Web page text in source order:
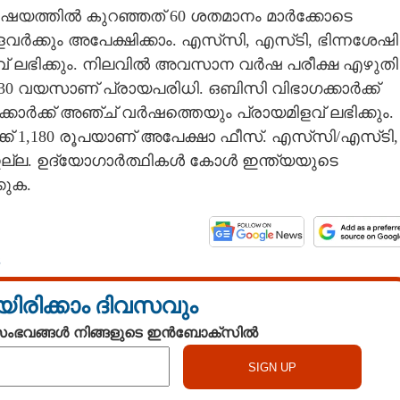
കുറഞ്ഞത് 60 ശതമാനം മാർക്കോടെ
അപേക്ഷിക്കാം. എസ്‌സി, എസ്‌ടി, ഭിന്നശേഷി
ലഭിക്കും. നിലവിൽ അവസാന വർഷ പരീക്ഷ എഴുതി
വയസാണ് പ്രായപരിധി. ഒബിസി വിഭാഗക്കാർക്ക്
അഞ്ച് വർഷത്തെയും പ്രായമിളവ് ലഭിക്കും.
1,180 രൂപയാണ് അപേക്ഷാ ഫീസ്. എസ്‌സി/എസ്‌ടി,
ഇല്ല. ഉദ്യോഗാർത്ഥികൾ കോൾ ഇന്ത്യയുടെ
ദിവസവും
നിങ്ങളുടെ ഇൻബോക്സിൽ